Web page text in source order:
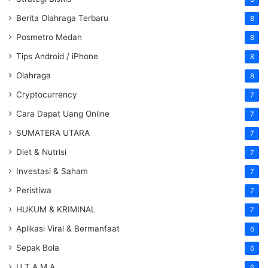
Berita Olahraga Terbaru 8
Posmetro Medan 8
Tips Android / iPhone 8
Olahraga 8
Cryptocurrency 7
Cara Dapat Uang Online 7
SUMATERA UTARA 7
Diet & Nutrisi 7
Investasi & Saham 7
Peristiwa 7
HUKUM & KRIMINAL 7
Aplikasi Viral & Bermanfaat 6
Sepak Bola 6